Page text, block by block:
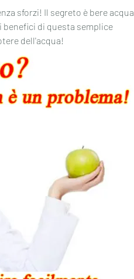
sforzi! Il segreto è bere acqua
di questa semplice
dell'acqua!